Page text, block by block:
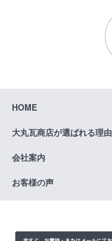
HOME
大丸瓦商店が選ばれる理由
会社案内
お客様の声